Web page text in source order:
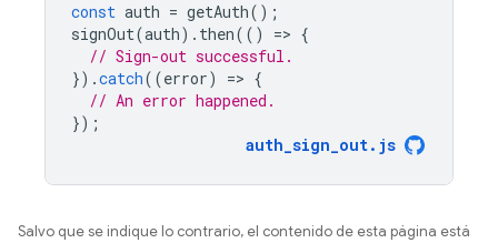
const auth = getAuth();
signOut(auth). then(() => {
// Sign-out successful.
}).catch((error) => {
// An error happened.
});
auth_sign_out. js
Salvo que se indique lo contrario, el contenido de esta página está